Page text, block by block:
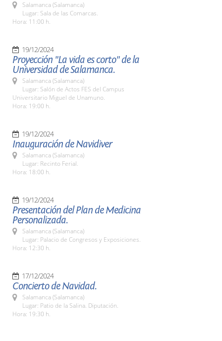
Salamanca (Salamanca)
Lugar: Sala de las Comarcas.
Hora: 11:00 h.
19/12/2024
Proyección "La vida es corto" de la
Universidad de Salamanca.
Salamanca (Salamanca)
Lugar: Salón de Actos FES del Campus
Universitario Miguel de Unamuno.
Hora: 19:00 h.
19/12/2024
Inauguración de Navidiver
Salamanca (Salamanca)
Lugar: Recinto Ferial.
Hora: 18:00 h.
19/12/2024
Presentación del Plan de Medicina
Personalizada.
Salamanca (Salamanca)
Lugar: Palacio de Congresos y Exposiciones.
Hora: 12:30 h.
17/12/2024
Concierto de Navidad.
Salamanca (Salamanca)
Lugar: Patio de la Salina. Diputación.
Hora: 19:30 h.